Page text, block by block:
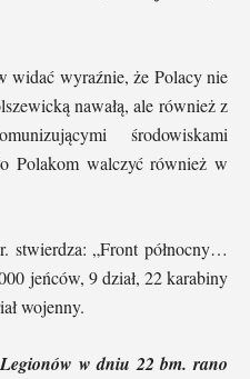
widać wyraźnie, że Polacy nie
nawałą, ale również z
środowiskami
Polakom walczyć również w
stwierdza: „Front północny…
jeńców, 9 dział, 22 karabiny
wojenny.
w dniu 22 bm. rano